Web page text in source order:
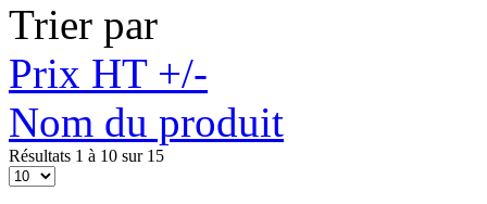
Trier par
Prix HT +/-
Nom du produit
Résultats 1 à 10 sur 15